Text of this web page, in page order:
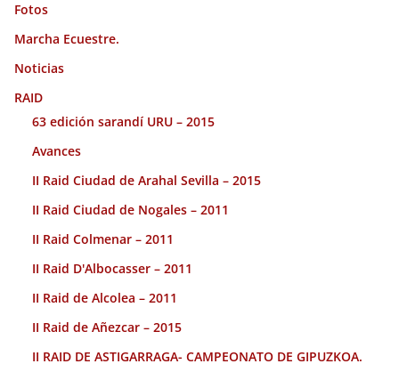
Fotos
Marcha Ecuestre.
Noticias
RAID
63 edición sarandí URU – 2015
Avances
II Raid Ciudad de Arahal Sevilla – 2015
II Raid Ciudad de Nogales – 2011
II Raid Colmenar – 2011
II Raid D'Albocasser – 2011
II Raid de Alcolea – 2011
II Raid de Añezcar – 2015
II RAID DE ASTIGARRAGA- CAMPEONATO DE GIPUZKOA.